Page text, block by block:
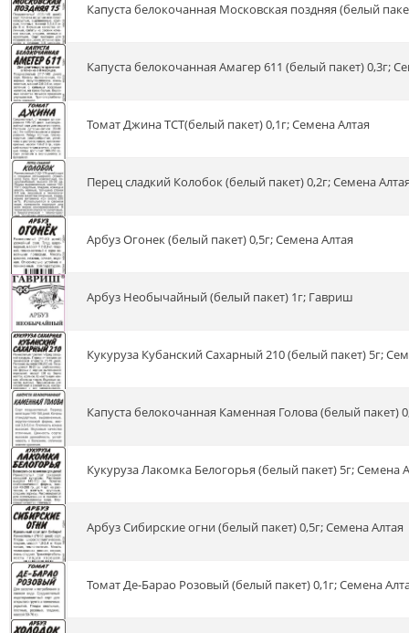
Капуста белокочанная Московская поздняя (белый
Капуста белокочанная Амагер 611 (белый пакет) 0,3г;
Томат Джина ТСТ(белый пакет) 0,1г; Семена Алтая
Перец сладкий Колобок (белый пакет) 0,2г; Семена
Арбуз Огонек (белый пакет) 0,5г; Семена Алтая
Арбуз Необычайный (белый пакет) 1г; Гавриш
Кукуруза Кубанский Сахарный 210 (белый пакет) 5г;
Капуста белокочанная Каменная Голова (белый пакет)
Кукуруза Лакомка Белогорья (белый пакет) 5г; Семена
Арбуз Сибирские огни (белый пакет) 0,5г; Семена Алтая
Томат Де-Барао Розовый (белый пакет) 0,1г; Семена